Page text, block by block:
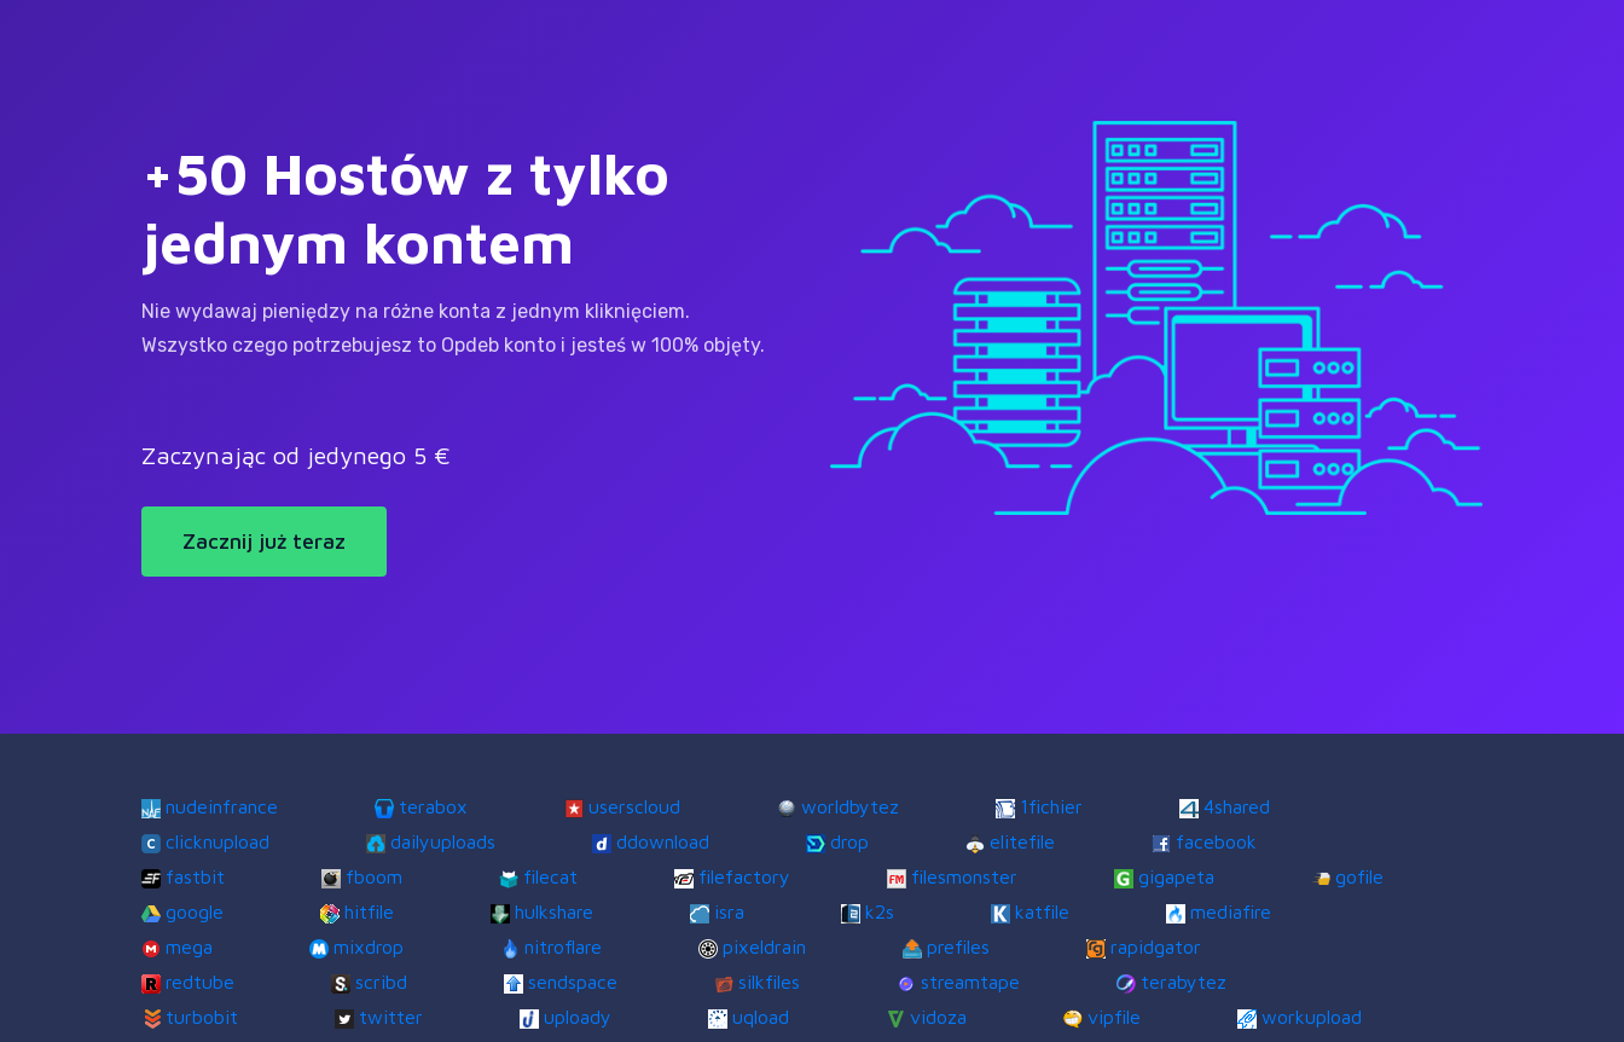
+50 Hostów z tylko
jednym kontem
Nie wydawaj pieniędzy na różne konta z jednym kliknięciem.
Wszystko czego potrzebujesz to Opdeb konto i jesteś w 100% objęty.
Zaczynając od jedynego 5 €
Zacznij już teraz
nudeinfrance terabox userscloud worldbytez 1fichier
4shared
clicknupload
dailyuploads ddownload drop elitefile
facebook
fastbit
fboom filecat filefactory filesmonster gigapeta
gofile
google
hitfile hulkshare isra k2s katfile
mediafire
mega
mixdrop nitroflare pixeldrain prefiles
rapidgator
redtube
scribd sendspace silkfiles streamtape
terabytez
turbobit
twitter uploady uqload vidoza vipfile
workupload